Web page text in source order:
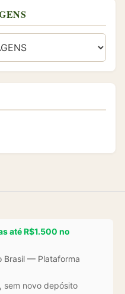
até R$1.500 no
Brasil — Plataforma
sem novo depósito